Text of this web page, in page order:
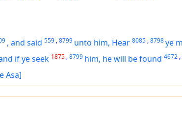
, and said 559 ,8799 unto him, Hear 8085 ,8798ye
if ye seek 1875 ,8799 him, he will be found 4672 ,
Asa]